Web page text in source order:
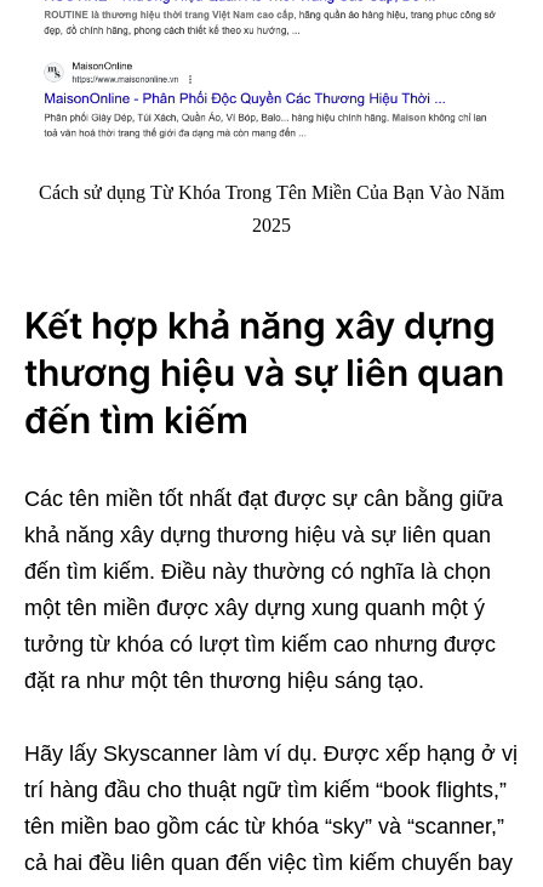
Cách sử dụng Từ Khóa Trong Tên Miền Của Bạn Vào Năm
2025
Kết hợp khả năng xây dựng
thương hiệu và sự liên quan
đến tìm kiếm
Các tên miền tốt nhất đạt được sự cân bằng giữa
khả năng xây dựng thương hiệu và sự liên quan
đến tìm kiếm. Điều này thường có nghĩa là chọn
một tên miền được xây dựng xung quanh một ý
tưởng từ khóa có lượt tìm kiếm cao nhưng được
đặt ra như một tên thương hiệu sáng tạo.
Hãy lấy Skyscanner làm ví dụ. Được xếp hạng ở vị
trí hàng đầu cho thuật ngữ tìm kiếm “book flights,”
tên miền bao gồm các từ khóa “sky” và “scanner,”
cả hai đều liên quan đến việc tìm kiếm chuyến bay